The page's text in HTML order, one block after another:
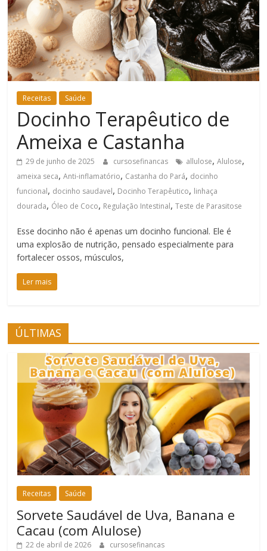
Estar
Receitas Saúde
Docinho Terapêutico de
Ameixa e Castanha
29 de junho de 2025 cursosefinancas allulose,Alulose,
ameixa seca,Anti-inflamatório, Castanha do Pará, docinho
funcional, docinho saudavel, Docinho Terapêutico, linhaça
dourada, Óleo de Coco, Regulação Intestinal,Teste de Parasitose
Esse docinho não é apenas um docinho funcional. Ele é
uma explosão de nutrição, pensado especialmente para
fortalecer ossos, músculos,
Ler mais
ÚLTIMAS
Receitas Saúde
Sorvete Saudável de Uva, Banana e
Cacau (com Alulose)
22 de abril de 2026 cursosefinancas